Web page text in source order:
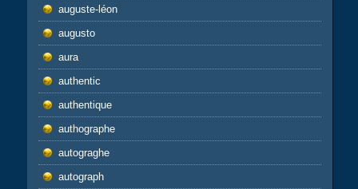
auguste-léon
augusto
aura
authentic
authentique
authographe
autograghe
autograph